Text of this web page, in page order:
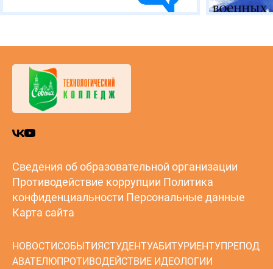
Сведения об образовательной организации
Противодействие коррупции Политика
конфиденциальности Персональные данные
Карта сайта
НОВОСТИСОБЫТИЯСТУДЕНТУАБИТУРИЕНТУПРЕПОД
АВАТЕЛЮПРОТИВОДЕЙСТВИЕ ИДЕОЛОГИИ